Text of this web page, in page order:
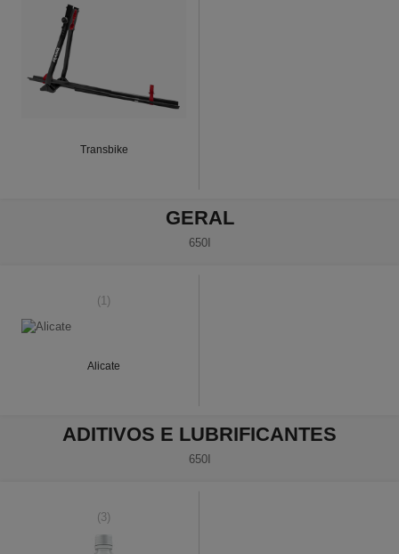
Transbike
GERAL
650I
(1)
Alicate
ADITIVOS E LUBRIFICANTES
650I
(3)